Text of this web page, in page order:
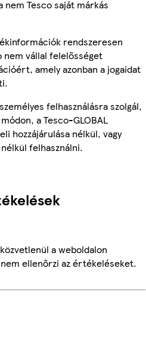
nem Tesco saját márkás
rendszeresen
vállal felelősséget
amely azonban a jogaidat
felhasználásra szolgál,
a Tesco-GLOBAL
hozzájárulása nélkül, vagy
felhasználni.
a weboldalon
ellenőrzi az értékeléseket.